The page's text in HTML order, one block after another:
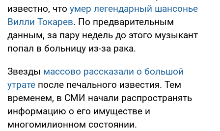
известно, что умер легендарный шансонье
Вилли Токарев. По предварительным
данным, за пару недель до этого музыкант
попал в больницу из-за рака.
Звезды массово рассказали о большой
утрате после печального известия. Тем
временем, в СМИ начали распространять
информацию о его имуществе и
многомилионном состоянии.